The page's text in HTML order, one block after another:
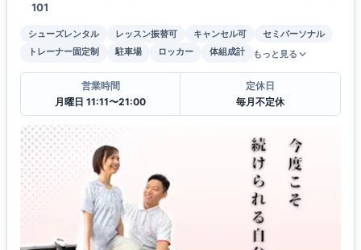
101
シューズレンタル レッスン振替可 キャンセル可
セミパーソナル
トレーナー固定制
駐車場 ロッカー 体組成計 もっと見る
営業時間
月曜日 11:11〜21:00
定休日
毎月不定休